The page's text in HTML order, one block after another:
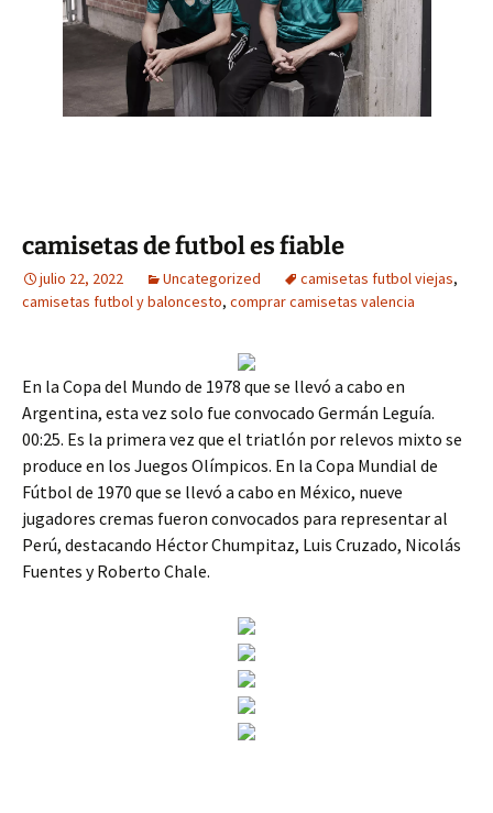
camisetas de futbol es fiable
julio 22, 2022 Uncategorized camisetas futbol viejas,
camisetas futbol y baloncesto, comprar camisetas valencia
En la Copa del Mundo de 1978 que se llevó a cabo en
Argentina, esta vez solo fue convocado Germán Leguía.
00:25. Es la primera vez que el triatlón por relevos mixto se
produce en los Juegos Olímpicos. En la Copa Mundial de
Fútbol de 1970 que se llevó a cabo en México, nueve
jugadores cremas fueron convocados para representar al
Perú, destacando Héctor Chumpitaz, Luis Cruzado, Nicolás
Fuentes y Roberto Chale.